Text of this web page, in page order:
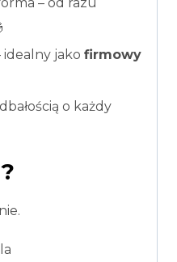
idealny jako firmowy
o każdy